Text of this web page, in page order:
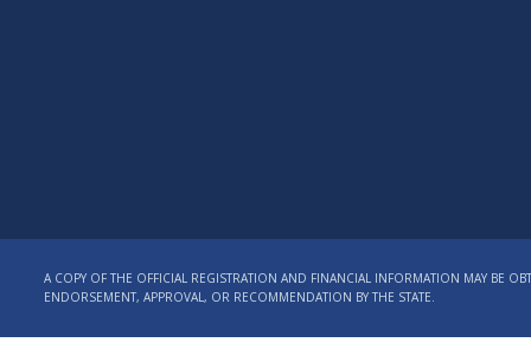
A COPY OF THE OFFICIAL REGISTRATION AND FINANCIAL INFORMATION MAY BE
ENDORSEMENT, APPROVAL, OR RECOMMENDATION BY THE STATE.